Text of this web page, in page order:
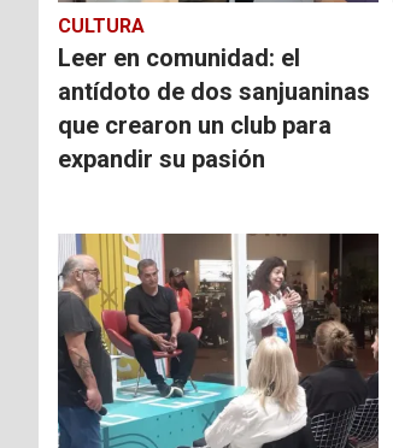
CULTURA
Leer en comunidad: el
antídoto de dos sanjuaninas
que crearon un club para
expandir su pasión